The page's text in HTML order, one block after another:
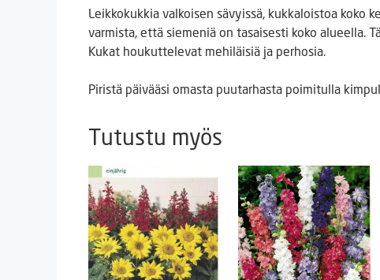
Leikkokukkia valkoisen sävyissä, kukkaloistoa koko
varmista, että siemeniä on tasaisesti koko alueella.
Kukat houkuttelevat mehiläisiä ja perhosia.
Piristä päivääsi omasta puutarhasta poimitulla
Tutustu myös